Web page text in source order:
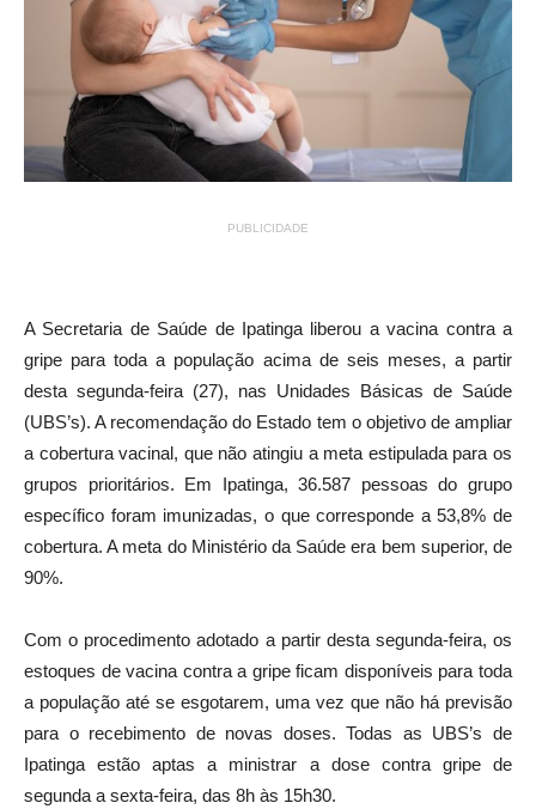
PUBLICIDADE
A Secretaria de Saúde de Ipatinga liberou a vacina contra a
gripe para toda a população acima de seis meses, a partir
desta segunda-feira (27), nas Unidades Básicas de Saúde
(UBS’s). A recomendação do Estado tem o objetivo de ampliar
a cobertura vacinal, que não atingiu a meta estipulada para os
grupos prioritários. Em Ipatinga, 36.587 pessoas do grupo
específico foram imunizadas, o que corresponde a 53,8% de
cobertura. A meta do Ministério da Saúde era bem superior, de
90%.
Com o procedimento adotado a partir desta segunda-feira, os
estoques de vacina contra a gripe ficam disponíveis para toda
a população até se esgotarem, uma vez que não há previsão
para o recebimento de novas doses. Todas as UBS’s de
Ipatinga estão aptas a ministrar a dose contra gripe de
segunda a sexta-feira, das 8h às 15h30.